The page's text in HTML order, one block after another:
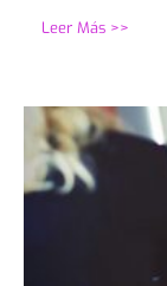
Leer Más >>